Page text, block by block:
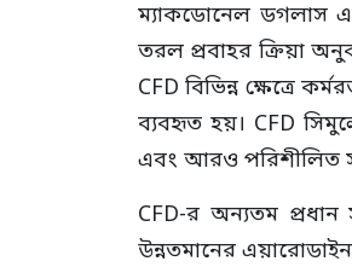
ম্যাকডোনেল ডগলাস
তরল প্রবাহর ক্রিয়া
CFD বিভিন্ন ক্ষেত্রে
ব্যবহৃত হয়। CFD
এবং আরও পরিশীলিত
CFD-র অন্যতম প্রধান
উন্নতমানের